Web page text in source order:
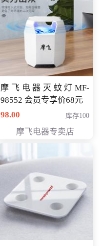
摩飞电器灭蚊灯MF-
98552 会员专享价68元
98.00
库存100
摩飞电器专卖店